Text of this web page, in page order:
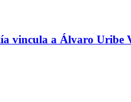
vincula a Álvaro Uribe